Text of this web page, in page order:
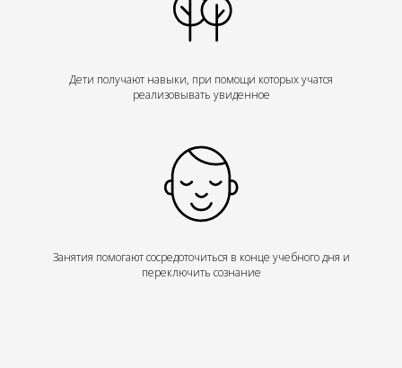
Дети получают навыки, при помощи которых учатся
реализовывать увиденное
Занятия помогают сосредоточиться в конце учебного дня и
переключить сознание